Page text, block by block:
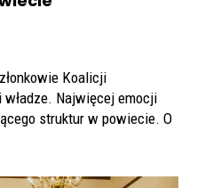
Koalicji
Najwięcej emocji
struktur w powiecie. O